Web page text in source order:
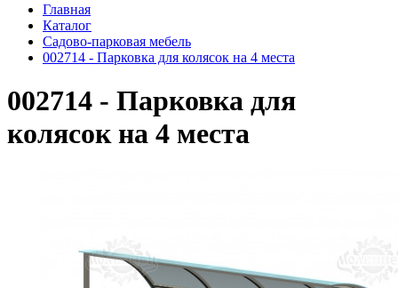
Главная
Каталог
Садово-парковая мебель
002714 - Парковка для колясок на 4 места
002714 - Парковка для
колясок на 4 места